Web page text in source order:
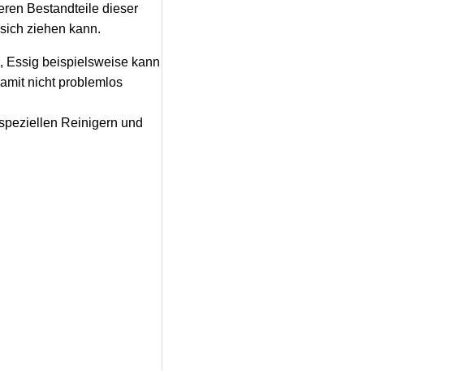
Bestandteile dieser
ziehen kann.
, Essig beispielsweise kann
nicht problemlos
Reinigern und